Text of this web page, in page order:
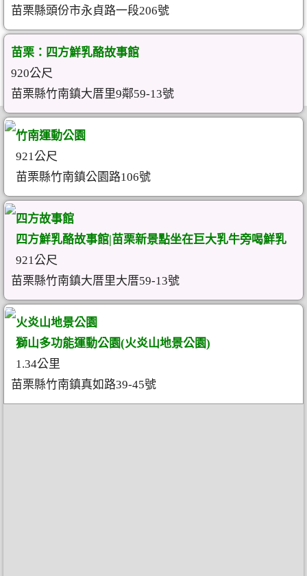
苗栗縣頭份市永貞路一段206號
苗栗：四方鮮乳酪故事館
920公尺
苗栗縣竹南鎮大厝里9鄰59-13號
竹南運動公園
921公尺
苗栗縣竹南鎮公園路106號
四方故事館
四方鮮乳酪故事館|苗栗新景點坐在巨大乳牛旁喝鮮乳
921公尺
苗栗縣竹南鎮大厝里大厝59-13號
火炎山地景公園
獅山多功能運動公園(火炎山地景公園)
1.34公里
苗栗縣竹南鎮真如路39-45號